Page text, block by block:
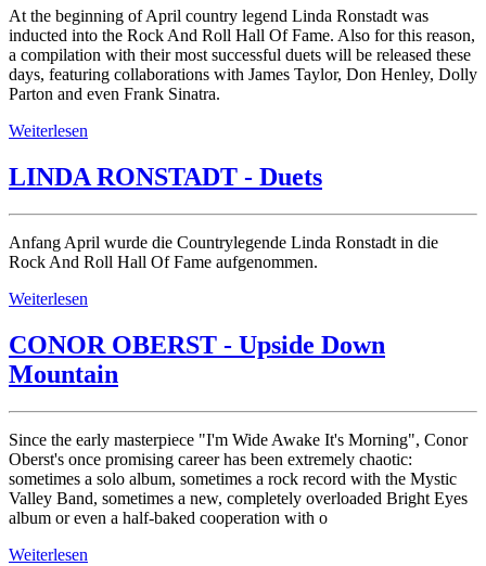
At the beginning of April country legend Linda Ronstadt was
inducted into the Rock And Roll Hall Of Fame. Also for this reason,
a compilation with their most successful duets will be released these
days, featuring collaborations with James Taylor, Don Henley, Dolly
Parton and even Frank Sinatra.
Weiterlesen
LINDA RONSTADT - Duets
Anfang April wurde die Countrylegende Linda Ronstadt in die
Rock And Roll Hall Of Fame aufgenommen.
Weiterlesen
CONOR OBERST - Upside Down
Mountain
Since the early masterpiece "I'm Wide Awake It's Morning", Conor
Oberst's once promising career has been extremely chaotic:
sometimes a solo album, sometimes a rock record with the Mystic
Valley Band, sometimes a new, completely overloaded Bright Eyes
album or even a half-baked cooperation with o
Weiterlesen